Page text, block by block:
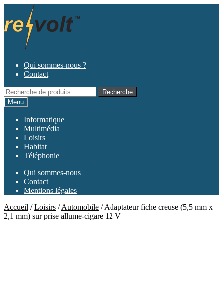
la
navigation
contenu
Qui sommes-nous ?
Contact
Recherche
pour :
Recherche
Menu
Informatique
Multimédia
Loisirs
Habitat
Téléphonie
Qui sommes-nous
Contact
Mentions légales
Accueil /Loisirs /Automobile /Adaptateur fiche creuse (5,5 mm x
2,1 mm) sur prise allume-cigare 12 V